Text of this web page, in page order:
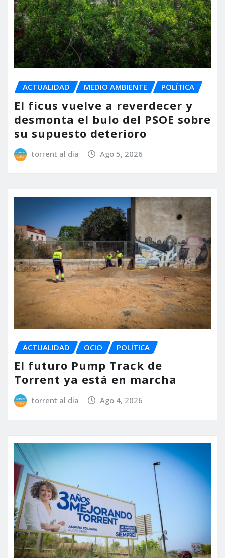
ACTUALIDAD MEDIO AMBIENTE POLÍTICA
El ficus vuelve a reverdecer y
desmonta el bulo del PSOE sobre
su supuesto deterioro
torrent al dia Ago 5, 2026
ACTUALIDAD OCIO POLÍTICA
El futuro Pump Track de
Torrent ya está en marcha
torrent al dia Ago 4, 2026